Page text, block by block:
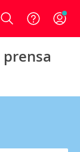
Login